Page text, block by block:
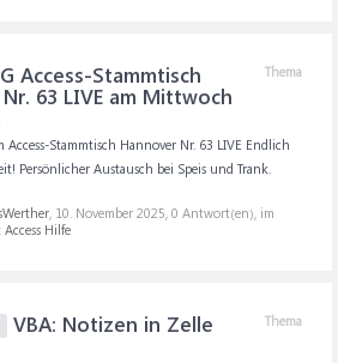
Thema
Access-Stammtisch
63 LIVE am Mittwoch
Access-Stammtisch Hannover Nr. 63 LIVE Endlich
Persönlicher Austausch bei Speis und Trank.
, 10. November 2025, 0 Antwort(en), im
Hilfe
Thema
VBA: Notizen in Zelle